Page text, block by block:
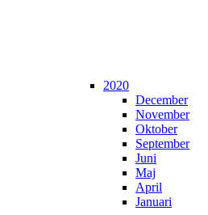
2020
December
November
Oktober
September
Juni
Maj
April
Januari